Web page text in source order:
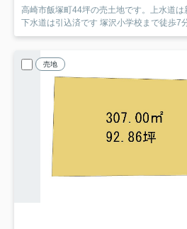
高崎市飯塚町44坪の売土地です。上水道は
下水道は引込済です 塚沢小学校まで徒歩7
売地